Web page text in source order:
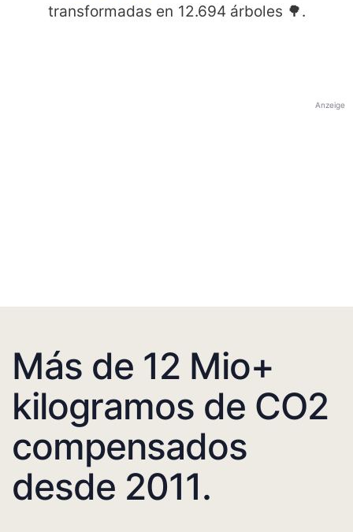
transformadas en 12.694 árboles 🌳.
Anzeige
Más de 12 Mio+
kilogramos de CO2
compensados
desde 2011.